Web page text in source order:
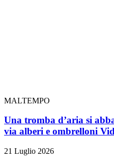
MALTEMPO
Una tromba d’aria si
via alberi e ombrelloni
21 Luglio 2026